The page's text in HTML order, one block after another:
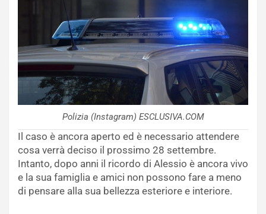
Polizia (Instagram) ESCLUSIVA.COM
Il caso è ancora aperto ed è necessario attendere
cosa verrà deciso il prossimo 28 settembre.
Intanto, dopo anni il ricordo di Alessio è ancora vivo
e la sua famiglia e amici non possono fare a meno
di pensare alla sua bellezza esteriore e interiore.